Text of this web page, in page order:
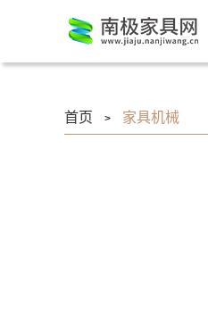
首页 > 家具机械